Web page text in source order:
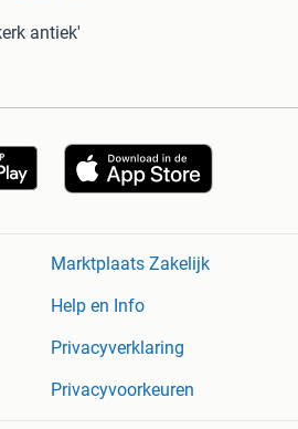
antiek'
Marktplaats Zakelijk
Help en Info
Privacyverklaring
Privacyvoorkeuren